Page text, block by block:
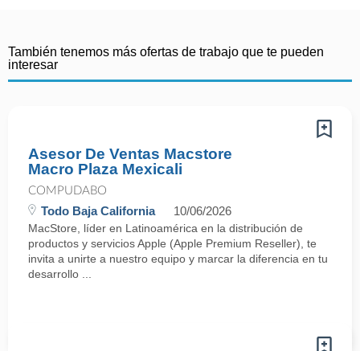
También tenemos más ofertas de trabajo que te pueden
interesar
Asesor De Ventas Macstore
Macro Plaza Mexicali
COMPUDABO
Todo Baja California 10/06/2026
MacStore, líder en Latinoamérica en la distribución de
productos y servicios Apple (Apple Premium Reseller), te
invita a unirte a nuestro equipo y marcar la diferencia en tu
desarrollo ...